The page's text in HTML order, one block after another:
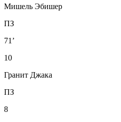
Мишель Эбишер
ПЗ
71’
10
Гранит Джака
ПЗ
8